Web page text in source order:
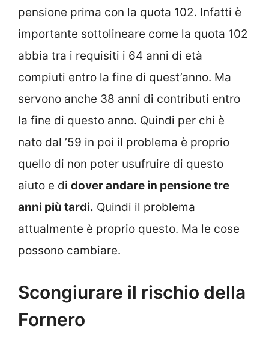
pensione prima con la quota 102. Infatti è
importante sottolineare come la quota 102
abbia tra i requisiti i 64 anni di età
compiuti entro la fine di quest’anno. Ma
servono anche 38 anni di contributi entro
la fine di questo anno. Quindi per chi è
nato dal ’59 in poi il problema è proprio
quello di non poter usufruire di questo
aiuto e di dover andare in pensione tre
anni più tardi. Quindi il problema
attualmente è proprio questo. Ma le cose
possono cambiare.
Scongiurare il rischio della
Fornero